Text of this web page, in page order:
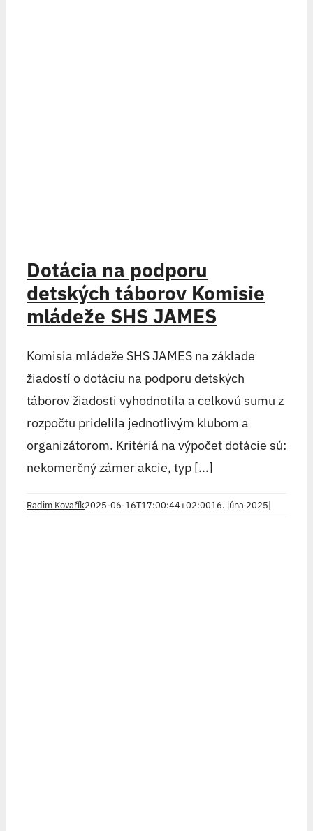
Dotácia na podporu
detských táborov Komisie
mládeže SHS JAMES
Komisia mládeže SHS JAMES na základe
žiadostí o dotáciu na podporu detských
táborov žiadosti vyhodnotila a celkovú sumu z
rozpočtu pridelila jednotlivým klubom a
organizátorom. Kritériá na výpočet dotácie sú:
nekomerčný zámer akcie, typ [...]
Radim Kovařík2025-06-16T17:00:44+02:0016. júna 2025|